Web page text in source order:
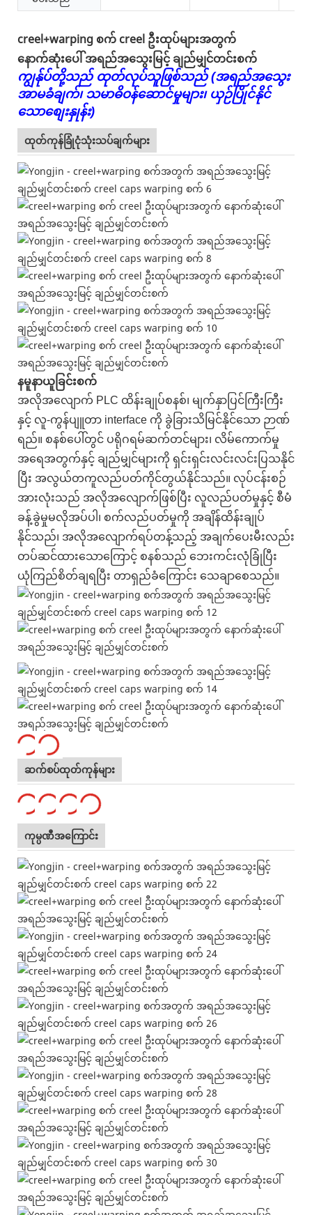
creel+warping စက် creel ဦးထုပ်များအတွက်
နောက်ဆုံးပေါ် အရည်အသွေးမြင့် ချည်မျှင်တင်းစက်
ကျွန်ုပ်တို့သည် ထုတ်လုပ်သူဖြစ်သည် (အရည်အသွေး
အာမခံချက်၊ သမာဓိဝန်ဆောင်မှုများ၊ ယှဉ်ပြိုင်နိုင်
သောစျေးနှုန်း)
ထုတ်ကုန်ခြုံငုံသုံးသပ်ချက်များ
နမူနာယူခြင်းစက်
အလိုအလျောက် PLC ထိန်းချုပ်စနစ်၊ မျက်နှာပြင်ကြီးကြီး
နှင့် လူ-ကွန်ပျူတာ interface ကို ခွဲခြားသိမြင်နိုင်သော ဉာဏ်
ရည်။ စနစ်ပေါ်တွင် ပရိုဂရမ်ဆက်တင်များ၊ လိမ်ကောက်မှု
အရေအတွက်နှင့် ချည်မျှင်များကို ရှင်းရှင်းလင်းလင်းပြသနိုင်
ပြီး အလွယ်တကူလည်ပတ်ကိုင်တွယ်နိုင်သည်။ လုပ်ငန်းစဉ်
အားလုံးသည် အလိုအလျောက်ဖြစ်ပြီး လူလည်ပတ်မှုနှင့် စီမံ
ခန့်ခွဲမှုမလိုအပ်ပါ၊ စက်လည်ပတ်မှုကို အချိန်ထိန်းချုပ်
နိုင်သည်၊ အလိုအလျောက်ရပ်တန့်သည့် အချက်ပေးမီးလည်း
တပ်ဆင်ထားသောကြောင့် စနစ်သည် ဘေးကင်းလုံခြုံပြီး
ယုံကြည်စိတ်ချရပြီး တာရှည်ခံကြောင်း သေချာစေသည်။
ဆက်စပ်ထုတ်ကုန်များ
ကုမ္ပဏီအကြောင်း